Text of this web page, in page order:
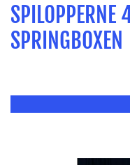
SPILOPPERNE
SPRINGBOXEN